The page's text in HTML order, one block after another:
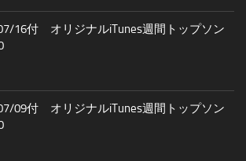
16付 オリジナルiTunes週間トップソン
09付 オリジナルiTunes週間トップソン